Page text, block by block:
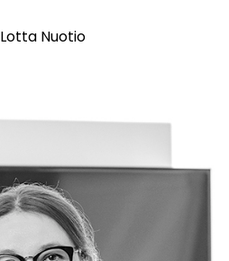
Lotta Nuotio